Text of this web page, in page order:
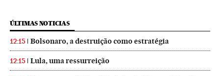
ÚLTIMAS NOTICIAS
12:15 Bolsonaro, a destruição como estratégia
12:15 Lula, uma ressurreição